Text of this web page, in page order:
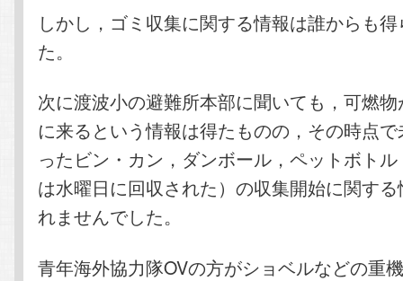
しかし，ゴミ収集に関する情報は誰からも
た。
次に渡波小の避難所本部に聞いても，可燃
に来るという情報は得たものの，その時点
ったビン・カン，ダンボール，ペットボト
は水曜日に回収された）の収集開始に関す
れませんでした。
青年海外協力隊OVの方がショベルなどの重